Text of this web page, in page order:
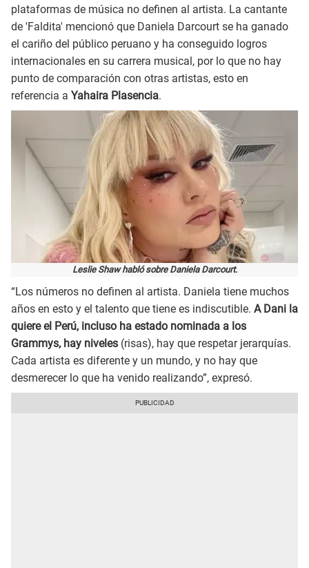
plataformas de música no definen al artista. La cantante
de 'Faldita' mencionó que Daniela Darcourt se ha ganado
el cariño del público peruano y ha conseguido logros
internacionales en su carrera musical, por lo que no hay
punto de comparación con otras artistas, esto en
referencia a Yahaira Plasencia.
Leslie Shaw habló sobre Daniela Darcourt.
“Los números no definen al artista. Daniela tiene muchos
años en esto y el talento que tiene es indiscutible. A Dani la
quiere el Perú, incluso ha estado nominada a los
Grammys, hay niveles (risas), hay que respetar jerarquías.
Cada artista es diferente y un mundo, y no hay que
desmerecer lo que ha venido realizando”, expresó.